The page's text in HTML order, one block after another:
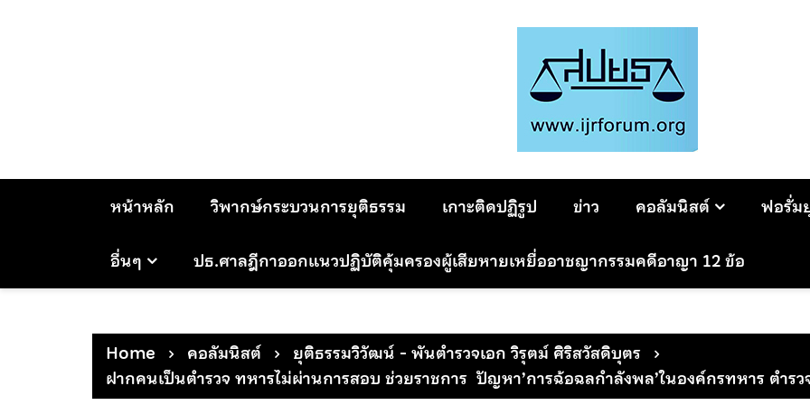
หน้าหลัก วิพากษ์กระบวนการยุติธรรม เกาะติดปฏิรูป ข่าว คอลัมนิสต์ ฟอรั่ม
อื่นๆ ปธ.ศาลฎีกาออกแนวปฏิบัติคุ้มครองผู้เสียหายเหยื่ออาชญากรรมคดีอาญา 12 ข้อ
Home คอลัมนิสต์
ยุติธรรมวิวัฒน์ - พันตำรวจเอก วิรุตม์ ศิริสวัสดิบุตร
ฝากคนเป็นตำรวจ ทหารไม่ผ่านการสอบ ช่วยราชการ ปัญหา’การฉ้อฉลกำลังพล’ในองค์กรทหาร ตำรว